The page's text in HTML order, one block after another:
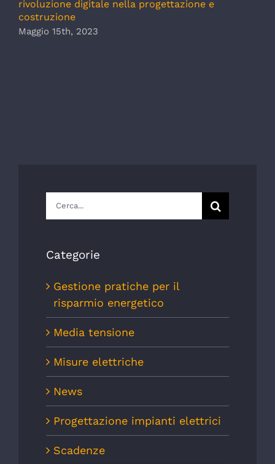
rivoluzione digitale nella progettazione e
costruzione
Maggio 15th, 2023
Cerca
per:
Categorie
Gestione pratiche per il
risparmio energetico
Media tensione
Misure elettriche
News
Progettazione impianti elettrici
Scadenze